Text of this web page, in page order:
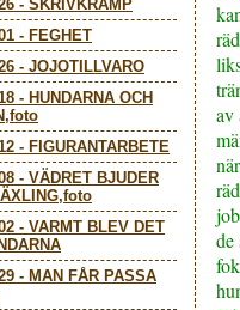
- SKRIVKRAMP
- FEGHET
- JOJOTILLVARO
- HUNDARNA OCH
- FIGURANTARBETE
- VÄDRET BJUDER
- VARMT BLEV DET
- MAN FÅR PASSA
av
de